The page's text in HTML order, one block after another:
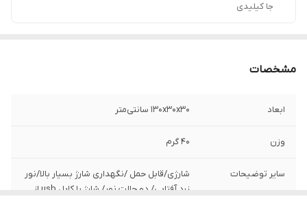
جا کیلیدی
مشخصات
ابعاد 130x30x30 سانتی‌متر
وزن 40 گرم
سایر توضیحات
شارژی/قابل حمل /نگهداری شارژ بسیار بالا/نور
زرد آفتابی/ دو حالت نور/ شارژ با کابل usb از